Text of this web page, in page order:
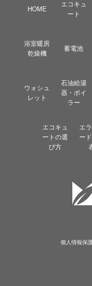
HOME
エコキュ
ート
浴室暖房
乾燥機
蓄電池
ウォシュ
レット
石油給湯
器・ボイ
ラー
エコキュ
ートの選
び方
エ
ー
個人情報保